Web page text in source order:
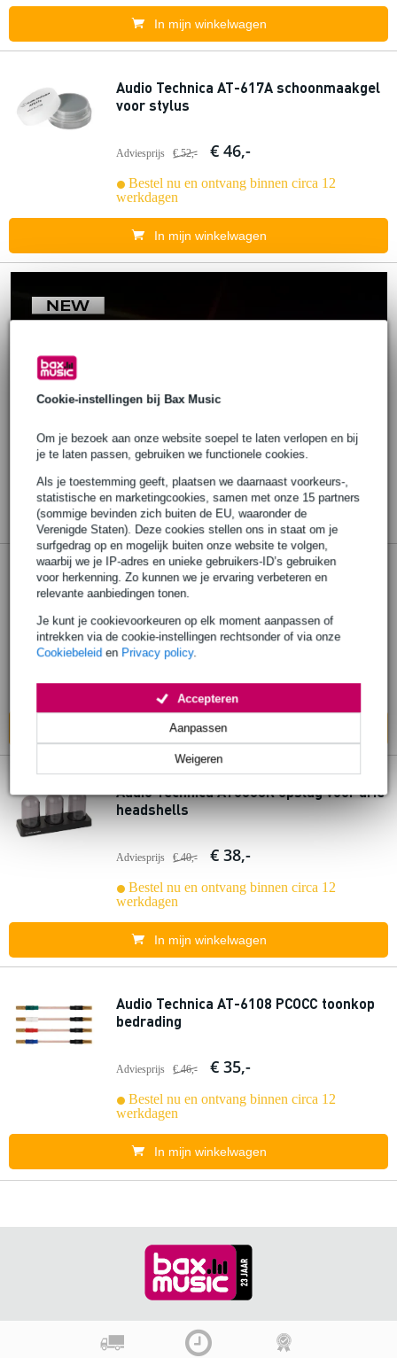
Cookie-instellingen bij Bax Music
Om je bezoek aan onze website soepel te laten verlopen en bij
je te laten passen, gebruiken we functionele cookies.
Als je toestemming geeft, plaatsen we daarnaast voorkeurs-,
statistische en marketingcookies, samen met onze 15 partners
(sommige bevinden zich buiten de EU, waaronder de
Verenigde Staten). Deze cookies stellen ons in staat om je
surfgedrag op en mogelijk buiten onze website te volgen,
waarbij we je IP-adres en unieke gebruikers-ID’s gebruiken
voor herkenning. Zo kunnen we je ervaring verbeteren en
relevante aanbiedingen tonen.
Je kunt je cookievoorkeuren op elk moment aanpassen of
intrekken via de cookie-instellingen rechtsonder of via onze
Cookiebeleid en Privacy policy.
Weigeren
Aanpassen
Accepteren
In mijn winkelwagen
Audio Technica AT-617A schoonmaakgel
voor stylus
Adviesprijs € 52,- € 46,-
Bestel nu en ontvang binnen circa 12
werkdagen
In mijn winkelwagen
Audio Technica AT-6181 DL
stroboscoopschijf en stroboscooplicht
Adviesprijs € 163,- € 129,-
In mijn winkelwagen
Audio Technica AT6003R opslag voor drie
headshells
Adviesprijs € 40,- € 38,-
Bestel nu en ontvang binnen circa 12
werkdagen
In mijn winkelwagen
Audio Technica AT-6108 PCOCC toonkop
bedrading
Adviesprijs € 46,- € 35,-
Bestel nu en ontvang binnen circa 12
werkdagen
In mijn winkelwagen